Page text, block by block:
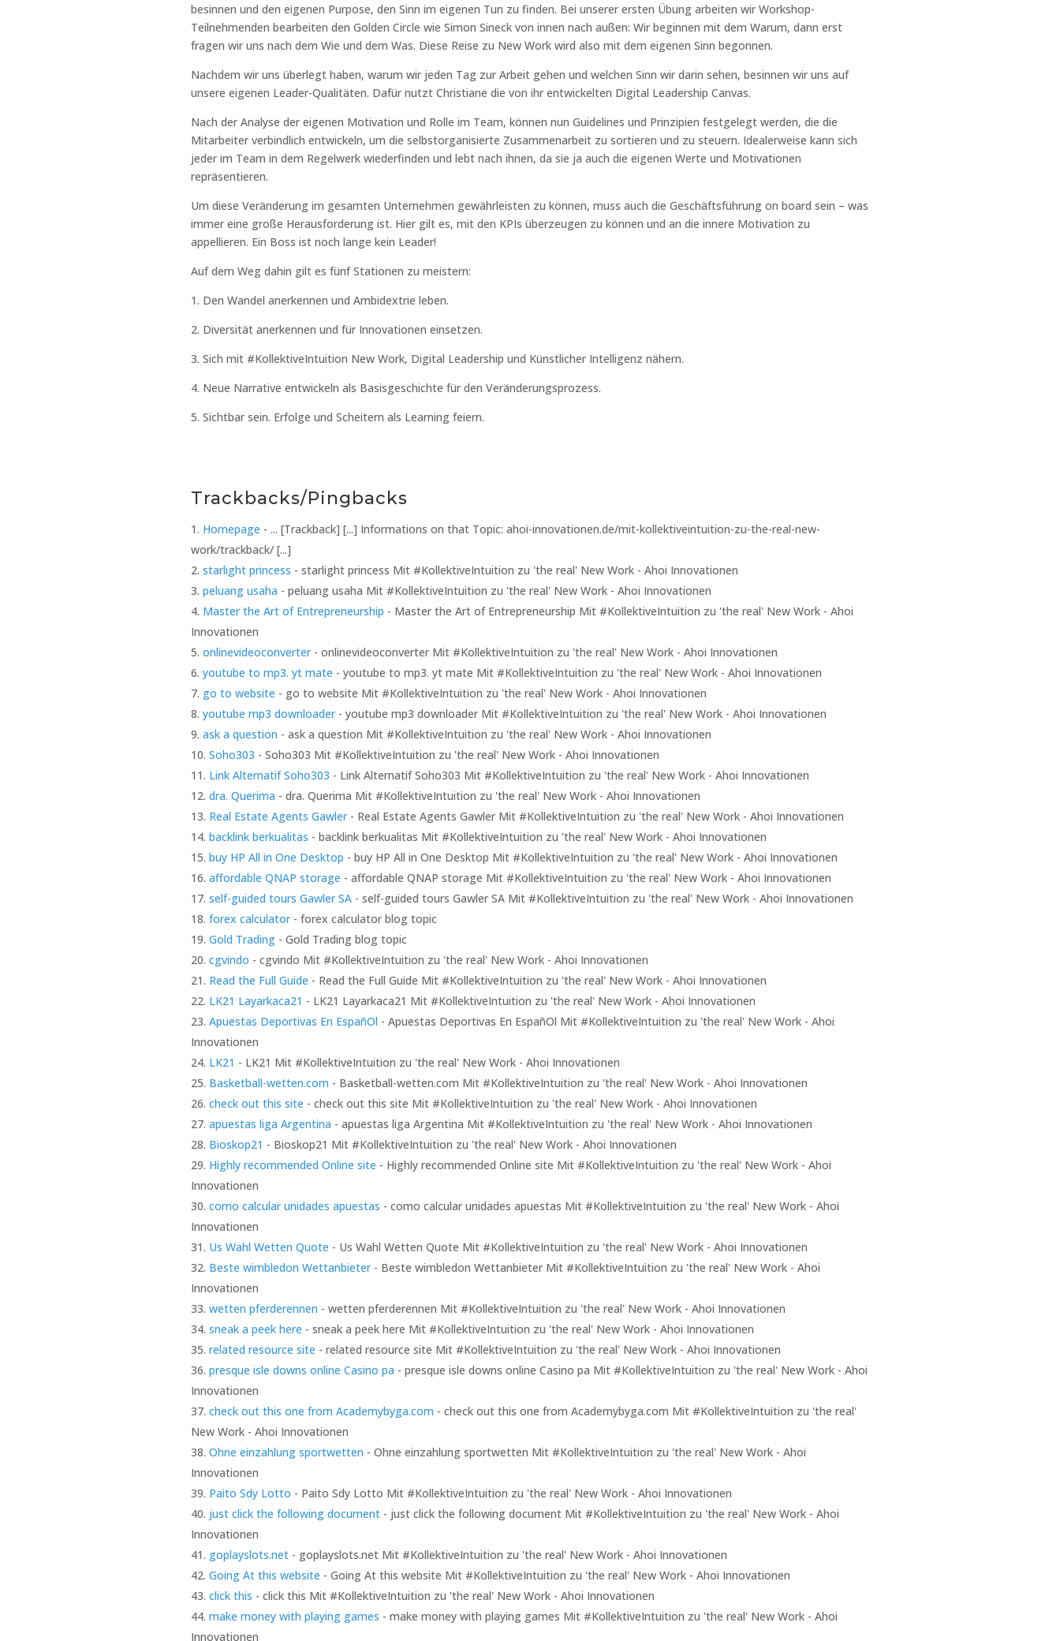
besinnen und den eigenen Purpose, den Sinn im eigenen Tun zu finden. Bei unserer ersten Übung arbeiten wir Workshop-
Teilnehmenden bearbeiten den Golden Circle wie Simon Sineck von innen nach außen: Wir beginnen mit dem Warum, dann erst
fragen wir uns nach dem Wie und dem Was. Diese Reise zu New Work wird also mit dem eigenen Sinn begonnen.
Nachdem wir uns überlegt haben, warum wir jeden Tag zur Arbeit gehen und welchen Sinn wir darin sehen, besinnen wir uns auf
unsere eigenen Leader-Qualitäten. Dafür nutzt Christiane die von ihr entwickelten Digital Leadership Canvas.
Nach der Analyse der eigenen Motivation und Rolle im Team, können nun Guidelines und Prinzipien festgelegt werden, die die
Mitarbeiter verbindlich entwickeln, um die selbstorganisierte Zusammenarbeit zu sortieren und zu steuern. Idealerweise kann sich
jeder im Team in dem Regelwerk wiederfinden und lebt nach ihnen, da sie ja auch die eigenen Werte und Motivationen
repräsentieren.
Um diese Veränderung im gesamten Unternehmen gewährleisten zu können, muss auch die Geschäftsführung on board sein – was
immer eine große Herausforderung ist. Hier gilt es, mit den KPIs überzeugen zu können und an die innere Motivation zu
appellieren. Ein Boss ist noch lange kein Leader!
Auf dem Weg dahin gilt es fünf Stationen zu meistern:
1. Den Wandel anerkennen und Ambidextrie leben.
2. Diversität anerkennen und für Innovationen einsetzen.
3. Sich mit #KollektiveIntuition New Work, Digital Leadership und Künstlicher Intelligenz nähern.
4. Neue Narrative entwickeln als Basisgeschichte für den Veränderungsprozess.
5. Sichtbar sein. Erfolge und Scheitern als Learning feiern.
Trackbacks/Pingbacks
Homepage - ... [Trackback] [...] Informations on that Topic: ahoi-innovationen.de/mit-kollektiveintuition-zu-the-real-new-
work/trackback/ [...]
starlight princess - starlight princess Mit #KollektiveIntuition zu 'the real' New Work - Ahoi Innovationen
peluang usaha - peluang usaha Mit #KollektiveIntuition zu 'the real' New Work - Ahoi Innovationen
Master the Art of Entrepreneurship - Master the Art of Entrepreneurship Mit #KollektiveIntuition zu 'the real' New Work - Ahoi
Innovationen
onlinevideoconverter- onlinevideoconverter Mit #KollektiveIntuition zu 'the real' New Work - Ahoi Innovationen
youtube to mp3. yt mate - youtube to mp3. yt mate Mit #KollektiveIntuition zu 'the real' New Work - Ahoi Innovationen
go to website - go to website Mit #KollektiveIntuition zu 'the real' New Work - Ahoi Innovationen
youtube mp3 downloader- youtube mp3 downloader Mit #KollektiveIntuition zu 'the real' New Work - Ahoi Innovationen
ask a question - ask a question Mit #KollektiveIntuition zu 'the real' New Work - Ahoi Innovationen
Soho303 - Soho303 Mit #KollektiveIntuition zu 'the real' New Work - Ahoi Innovationen
Link Alternatif Soho303 - Link Alternatif Soho303 Mit #KollektiveIntuition zu 'the real' New Work - Ahoi Innovationen
dra. Querima - dra. Querima Mit #KollektiveIntuition zu 'the real' New Work - Ahoi Innovationen
Real Estate Agents Gawler- Real Estate Agents Gawler Mit #KollektiveIntuition zu 'the real' New Work - Ahoi Innovationen
backlink berkualitas - backlink berkualitas Mit #KollektiveIntuition zu 'the real' New Work - Ahoi Innovationen
buy HP All in One Desktop - buy HP All in One Desktop Mit #KollektiveIntuition zu 'the real' New Work - Ahoi Innovationen
affordable QNAP storage - affordable QNAP storage Mit #KollektiveIntuition zu 'the real' New Work - Ahoi Innovationen
self-guided tours Gawler SA- self-guided tours Gawler SA Mit #KollektiveIntuition zu 'the real' New Work - Ahoi Innovationen
forex calculator- forex calculator blog topic
Gold Trading- Gold Trading blog topic
cgvindo - cgvindo Mit #KollektiveIntuition zu 'the real' New Work - Ahoi Innovationen
Read the Full Guide - Read the Full Guide Mit #KollektiveIntuition zu 'the real' New Work - Ahoi Innovationen
LK21 Layarkaca21 - LK21 Layarkaca21 Mit #KollektiveIntuition zu 'the real' New Work - Ahoi Innovationen
Apuestas Deportivas En EspañOl - Apuestas Deportivas En EspañOl Mit #KollektiveIntuition zu 'the real' New Work - Ahoi
Innovationen
LK21 - LK21 Mit #KollektiveIntuition zu 'the real' New Work - Ahoi Innovationen
Basketball-wetten.com - Basketball-wetten.com Mit #KollektiveIntuition zu 'the real' New Work - Ahoi Innovationen
check out this site - check out this site Mit #KollektiveIntuition zu 'the real' New Work - Ahoi Innovationen
apuestas liga Argentina - apuestas liga Argentina Mit #KollektiveIntuition zu 'the real' New Work - Ahoi Innovationen
Bioskop21 - Bioskop21 Mit #KollektiveIntuition zu 'the real' New Work - Ahoi Innovationen
Highly recommended Online site - Highly recommended Online site Mit #KollektiveIntuition zu 'the real' New Work - Ahoi
Innovationen
como calcular unidades apuestas - como calcular unidades apuestas Mit #KollektiveIntuition zu 'the real' New Work - Ahoi
Innovationen
Us Wahl Wetten Quote - Us Wahl Wetten Quote Mit #KollektiveIntuition zu 'the real' New Work - Ahoi Innovationen
Beste wimbledon Wettanbieter- Beste wimbledon Wettanbieter Mit #KollektiveIntuition zu 'the real' New Work - Ahoi
Innovationen
wetten pferderennen - wetten pferderennen Mit #KollektiveIntuition zu 'the real' New Work - Ahoi Innovationen
sneak a peek here - sneak a peek here Mit #KollektiveIntuition zu 'the real' New Work - Ahoi Innovationen
related resource site - related resource site Mit #KollektiveIntuition zu 'the real' New Work - Ahoi Innovationen
presque isle downs online Casino pa - presque isle downs online Casino pa Mit #KollektiveIntuition zu 'the real' New Work - Ahoi
Innovationen
check out this one from Academybyga.com - check out this one from Academybyga.com Mit #KollektiveIntuition zu 'the real'
New Work - Ahoi Innovationen
Ohne einzahlung sportwetten - Ohne einzahlung sportwetten Mit #KollektiveIntuition zu 'the real' New Work - Ahoi
Innovationen
Paito Sdy Lotto - Paito Sdy Lotto Mit #KollektiveIntuition zu 'the real' New Work - Ahoi Innovationen
just click the following document- just click the following document Mit #KollektiveIntuition zu 'the real' New Work - Ahoi
Innovationen
goplayslots.net- goplayslots.net Mit #KollektiveIntuition zu 'the real' New Work - Ahoi Innovationen
Going At this website - Going At this website Mit #KollektiveIntuition zu 'the real' New Work - Ahoi Innovationen
click this - click this Mit #KollektiveIntuition zu 'the real' New Work - Ahoi Innovationen
make money with playing games - make money with playing games Mit #KollektiveIntuition zu 'the real' New Work - Ahoi
Innovationen